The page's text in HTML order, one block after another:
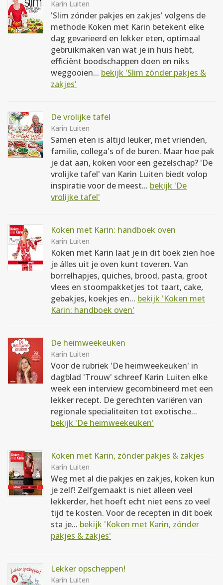
Karin Luiten
'Slim zónder pakjes en zakjes' volgens de
methode Koken met Karin betekent elke
dag gevarieerd en lekker eten, optimaal
gebruikmaken van wat je in huis hebt,
efficiënt boodschappen doen en niks
weggooien... bekijk 'Slim zónder pakjes &
zakjes'
De vrolijke tafel
Karin Luiten
Samen eten is altijd leuker, met vrienden,
familie, collega's of de buren. Maar hoe pak
je dat aan, koken voor een gezelschap? 'De
vrolijke tafel' van Karin Luiten biedt volop
inspiratie voor de meest... bekijk 'De
vrolijke tafel'
Koken met Karin: handboek oven
Karin Luiten
Koken met Karin laat je in dit boek zien hoe
je álles uit je oven kunt toveren. Van
borrelhapjes, quiches, brood, pasta, groot
vlees en stoompakketjes tot taart, cake,
gebakjes, koekjes en... bekijk 'Koken met
Karin: handboek oven'
De heimweekeuken
Karin Luiten
Voor de rubriek 'De heimweekeuken' in
dagblad 'Trouw' schreef Karin Luiten elke
week een interview gecombineerd met een
lekker recept. De gerechten variëren van
regionale specialiteiten tot exotische...
bekijk 'De heimweekeuken'
Koken met Karin, zónder pakjes & zakjes
Karin Luiten
Weg met al die pakjes en zakjes, koken kun
je zelf! Zelfgemaakt is niet alleen veel
lekkerder, het hoeft echt niet eens zo veel
tijd te kosten. Voor de recepten in dit boek
sta je... bekijk 'Koken met Karin, zónder
pakjes & zakjes'
Lekker opscheppen!
Karin Luiten